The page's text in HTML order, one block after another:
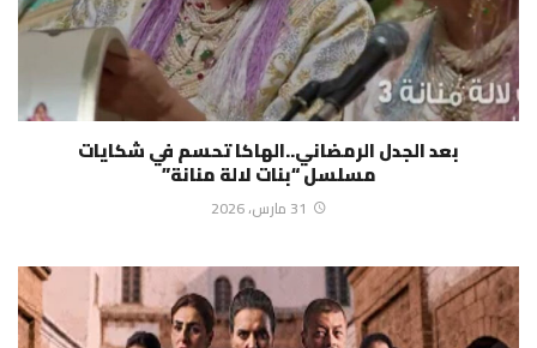
بعد الجدل الرمضاني..الهاكا تحسم في شكايات
مسلسل “بنات لالة منانة”
31 مارس، 2026